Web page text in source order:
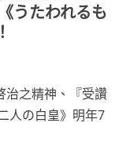
うたわれるも